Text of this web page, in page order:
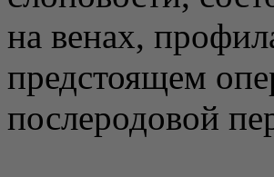
на венах,
предстоящем
послеродовой